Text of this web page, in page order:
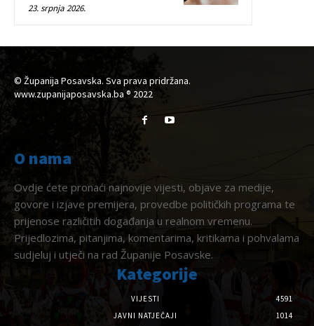
23. srpnja 2026.
© Županija Posavska. Sva prava pridržana.
www.zupanijaposavska.ba ® 2022
O nama
Ovdje ćete pronaći najnovije vijesti, objave za medije,
govore i izjave premijera, provedbe političkih programa te
prijenose različitih događanja u realnom vremenu.
Prijedlozima, pitanjima, komentarima, kritikama i pohvalama
sudjeluj i utječi na rad Županije Posavske.
Kategorije
VIJESTI
4591
JAVNI NATJEČAJI
1014